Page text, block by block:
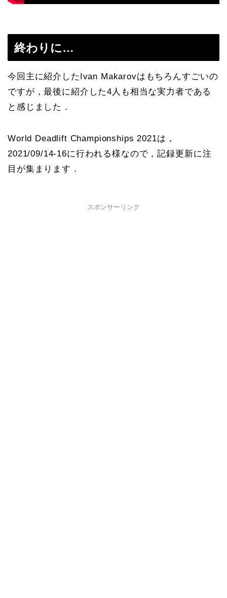
終わりに…
今回主に紹介したIvan Makarovはもちろんすごいの
ですが，最後に紹介した4人も相当な実力者である
と感じました．
World Deadlift Championships 2021は，
2021/09/14-16に行われる様なので，記録更新に注
目が集まります．
スポンサーリンク